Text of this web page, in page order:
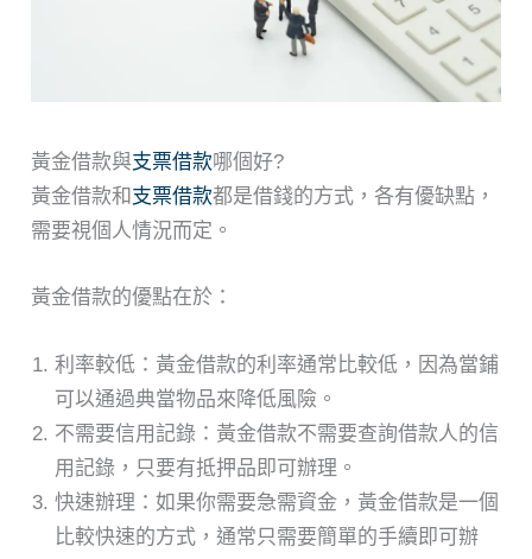
黃金借款與支票借款哪個好?
黃金借款和 支票借款都是借錢的方式，各有優缺點，
需要視個人情況而定。
黃金借款的優點在於：
利率較低：黃金借款的利率通常比較低，因為當鋪
可以通過典當物品來降低風險。
不需要信用記錄：黃金借款不需要查詢借款人的信
用記錄，只要有抵押品即可辦理。
快速辦理：如果你需要急需資金，黃金借款是一個
比較快速的方式，通常只需要簡單的手續即可辦